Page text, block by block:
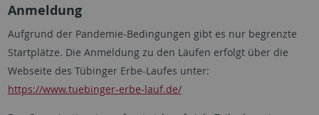
Anmeldung
Aufgrund der Pandemie-Bedingungen gibt es nur begrenzte
Startplätze. Die Anmeldung zu den Läufen erfolgt über die
Webseite des Tübinger Erbe-Laufes unter:
https://www.tuebinger-erbe-lauf.de/